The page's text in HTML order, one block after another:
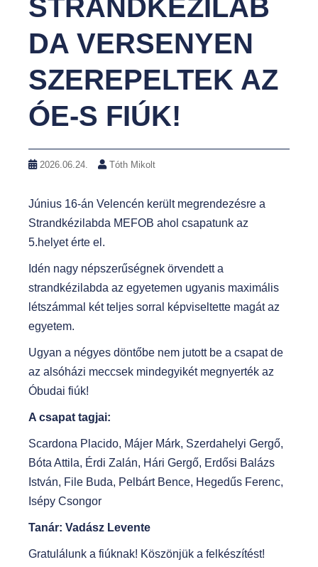
STRANDKÉZILAB
DA VERSENYEN
SZEREPELTEK AZ
ÓE-S FIÚK!
2026.06.24. Tóth Mikolt
Június 16-án Velencén került megrendezésre a
Strandkézilabda MEFOB ahol csapatunk az
5.helyet érte el.
Idén nagy népszerűségnek örvendett a
strandkézilabda az egyetemen ugyanis maximális
létszámmal két teljes sorral képviseltette magát az
egyetem.
Ugyan a négyes döntőbe nem jutott be a csapat de
az alsóházi meccsek mindegyikét megnyerték az
Óbudai fiúk!
A csapat tagjai:
Scardona Placido, Májer Márk, Szerdahelyi Gergő,
Bóta Attila, Érdi Zalán, Hári Gergő, Erdősi Balázs
István, File Buda, Pelbárt Bence, Hegedűs Ferenc,
Isépy Csongor
Tanár: Vadász Levente
Gratulálunk a fiúknak! Köszönjük a felkészítést!